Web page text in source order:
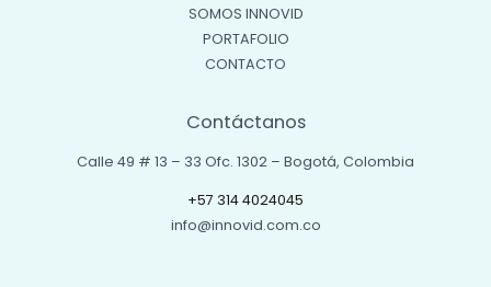
SOMOS INNOVID
PORTAFOLIO
CONTACTO
Contáctanos
Calle 49 # 13 – 33 Ofc. 1302 – Bogotá, Colombia
+57 314 4024045
info@innovid.com.co